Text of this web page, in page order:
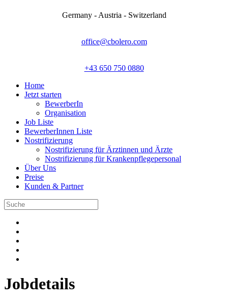
Germany - Austria - Switzerland
office@cbolero.com
+43 650 750 0880
Home
Jetzt starten
BewerberIn
Organisation
Job Liste
BewerberInnen Liste
Nostrifizierung
Nostrifizierung für Ärztinnen und Ärzte
Nostrifizierung für Krankenpflegepersonal
Über Uns
Preise
Kunden & Partner
Jobdetails